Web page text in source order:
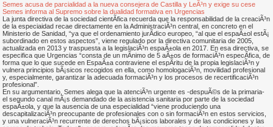
Semes acusa de parcialidad a la nueva consejera de Castilla y LeÃ³n y exige su cese
Semes informa al Supremo sobre la dualidad formativa en Urgencias
La junta directiva de la sociedad cientÃ­fica recuerda que la responsabilidad de la creaciÃ³n
de la especiaidad recae directamente en la AdministraciÃ³n central, en concreto en el
Ministerio de Sanidad, “ya que el ordenamiento jurÃ­dico europeo, “al que el espaÃ±ol estÃ¡
subordinado en estos aspectos”, viene regulado por la directiva comunitaria de 2005,
actualizada en 2013 y traspuesta a la legislaciÃ³n espaÃ±ola en 2017. En esa directiva, se
especifica que Urgencias “consta de un mÃ­nimo de 5 aÃ±os de formaciÃ³n especÃ­fica, de
forma que lo que sucede en EspaÃ±a contraviene el espÃ­ritu de la propia legislaciÃ³n y
vulnera principios bÃ¡sicos recogidos en ella, como homologaciÃ³n, movilidad profesional
y, especialmente, garantizar la adecuada formaciÃ³n y los procesos de recertificaciÃ³n
profesional”.
En su argumentario, Semes alega que la atenciÃ³n urgente es -despuÃ©s de la primaria-
el segundo canal mÃ¡s demandado de la asistencia sanitaria por parte de la sociedad
espaÃ±ola, y que la ausencia de una especialidad “viene produciendo una
descapitalizaciÃ³n preocupante de profesionales con o sin formaciÃ³n en estos servicios,
y una vulneraciÃ³n recurrente de derechos bÃ¡sicos laborales y de las condiciones y las